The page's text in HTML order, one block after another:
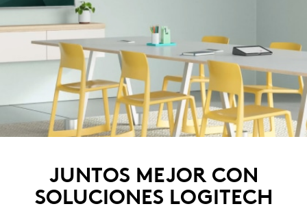
JUNTOS MEJOR CON
SOLUCIONES LOGITECH